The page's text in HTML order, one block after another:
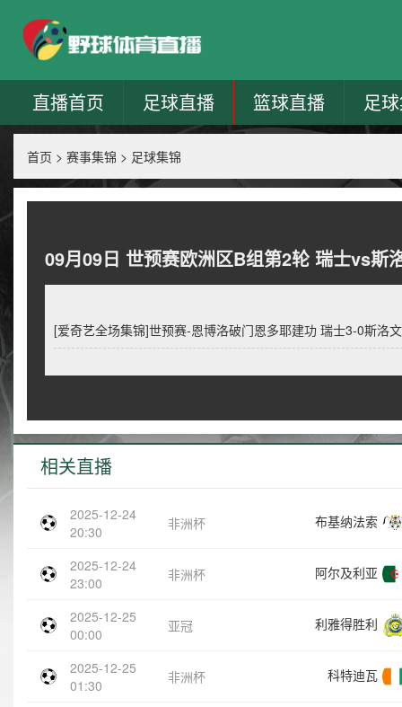
直播首页 足球直播 篮球直播 足
首页 > 赛事集锦 > 足球集锦
09月09日 世预赛欧洲区B组第2轮 瑞士vs斯
[爱奇艺全场集锦]世预赛-恩博洛破门恩多耶建功 瑞士3-0斯洛
相关直播
2025-12-24
20:30
非洲杯 布基纳法索
2025-12-24
23:00
非洲杯 阿尔及利亚
2025-12-25
00:00
亚冠 利雅得胜利
2025-12-25
01:30
非洲杯 科特迪瓦